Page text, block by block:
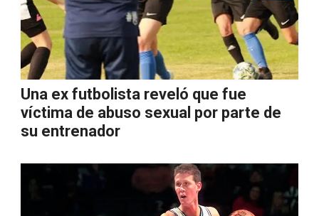
Una ex futbolista reveló que fue
víctima de abuso sexual por parte de
su entrenador